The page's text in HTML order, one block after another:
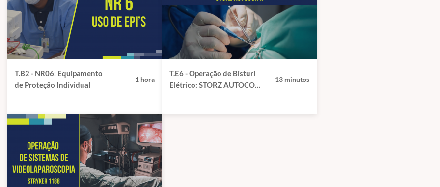
T.B2 - NR06: Equipamento
de Proteção Individual
1 hora
T.E6 - Operação de Bisturi
Elétrico: STORZ AUTOCON
13 minutos